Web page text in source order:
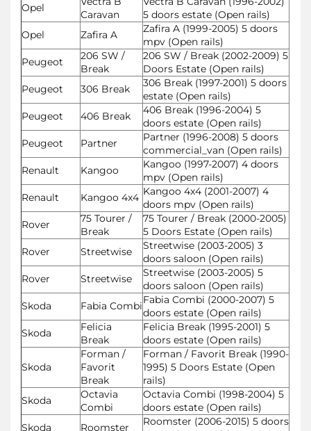
Opel
Caravan
5 doors estate (Open rails)
Opel
Zafira A
Zafira A (1999-2005) 5 doors
mpv (Open rails)
Peugeot
206 SW /
Break
206 SW / Break (2002-2009) 5
Doors Estate (Open rails)
Peugeot
306 Break
306 Break (1997-2001) 5 doors
estate (Open rails)
Peugeot
406 Break
406 Break (1996-2004) 5
doors estate (Open rails)
Peugeot
Partner
Partner (1996-2008) 5 doors
commercial_van (Open rails)
Renault
Kangoo
Kangoo (1997-2007) 4 doors
mpv (Open rails)
Renault
Kangoo 4x4 Kangoo 4x4 (2001-2007) 4
doors mpv (Open rails)
Rover
75 Tourer /
Break
75 Tourer / Break (2000-2005)
5 Doors Estate (Open rails)
Rover
Streetwise
Streetwise (2003-2005) 3
doors saloon (Open rails)
Rover
Streetwise
Streetwise (2003-2005) 5
doors saloon (Open rails)
Skoda
Fabia CombiFabia Combi (2000-2007) 5
doors estate (Open rails)
Skoda
Felicia
Break
Felicia Break (1995-2001) 5
doors estate (Open rails)
Skoda
Forman /
Favorit
Break
Forman / Favorit Break (1990-
1995) 5 Doors Estate (Open
rails)
Skoda
Octavia
Combi
Octavia Combi (1998-2004) 5
doors estate (Open rails)
Skoda
Roomster
Roomster (2006-2015) 5 doors